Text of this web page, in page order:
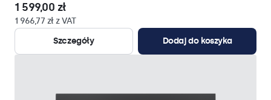
1 599,00 zł
1 966,77 zł z VAT
Szczegóły
Dodaj do koszyka